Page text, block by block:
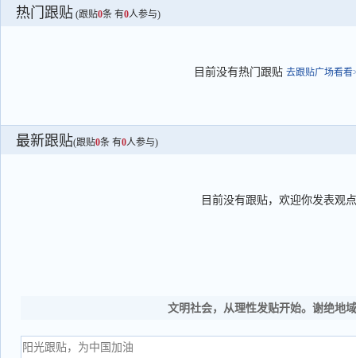
热门跟贴 (跟贴0条 有0人参与)
目前没有热门跟贴 去跟贴广场看看
最新跟贴(跟贴0条 有0人参与)
目前没有跟贴，欢迎你发表观点
文明社会，从理性发贴开始。谢绝地